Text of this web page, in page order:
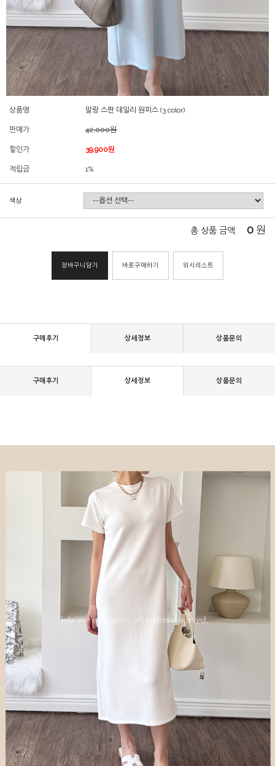
상품명 말랑 스판 데일리 원피스 (3 color)
판매가 42,000원
할인가 39,900원
적립금 1%
색상
총 상품 금액 0 원
장바구니담기 바로구매하기 위시리스트
구매후기 상세정보 상품문의
구매후기 상세정보 상품문의